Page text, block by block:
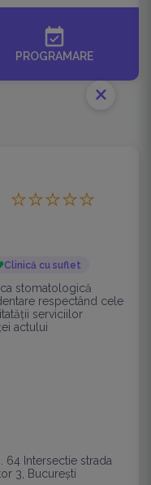
event_available
PROGRAMARE
close
Clinică cu suflet
stomatologică
respectând cele
serviciilor
actului
64 Intersectie strada
3, București